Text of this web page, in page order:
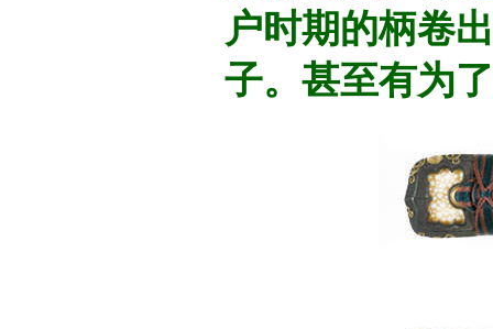
户时期的柄卷
子。甚至有为